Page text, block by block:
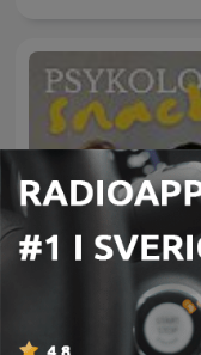
Psykologsnack